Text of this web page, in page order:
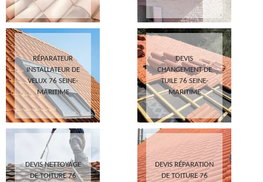
RÉPARATEUR
INSTALLATEUR DE
VELUX 76 SEINE-
MARITIME
DEVIS
CHANGEMENT DE
TUILE 76 SEINE-
MARITIME
DEVIS NETTOYAGE
DE TOITURE 76
DEVIS RÉPARATION
DE TOITURE 76